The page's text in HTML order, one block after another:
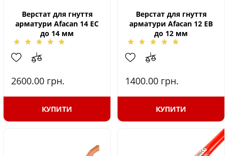
Верстат для гнуття
арматури Afacan 14 ЕС
до 14 мм
2600.00 грн.
КУПИТИ
Верстат для гнуття
арматури Afacan 12 ЕВ
до 12 мм
1400.00 грн.
КУПИТИ